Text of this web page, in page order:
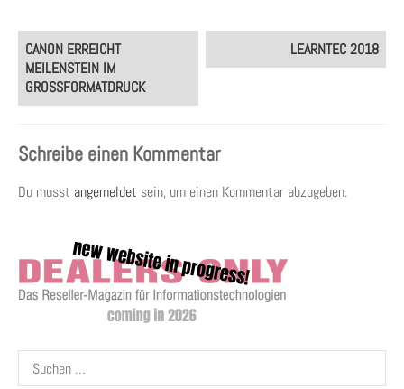
Post
navigation
CANON ERREICHT
MEILENSTEIN IM
GROSSFORMATDRUCK
LEARNTEC 2018
Schreibe einen Kommentar
Du musst angemeldet sein, um einen Kommentar abzugeben.
Suchen
nach: